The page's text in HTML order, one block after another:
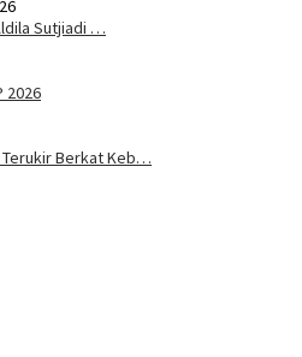
Sutjiadi …
2026
Berkat Keb…